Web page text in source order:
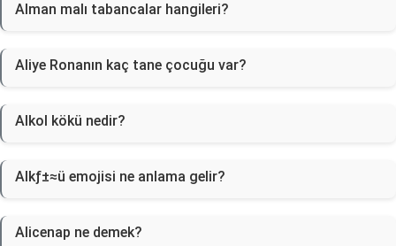
Alman malı tabancalar hangileri?
Aliye Ronanın kaç tane çocuğu var?
Alkol kökü nedir?
Alkƒ±≈ü emojisi ne anlama gelir?
Alicenap ne demek?